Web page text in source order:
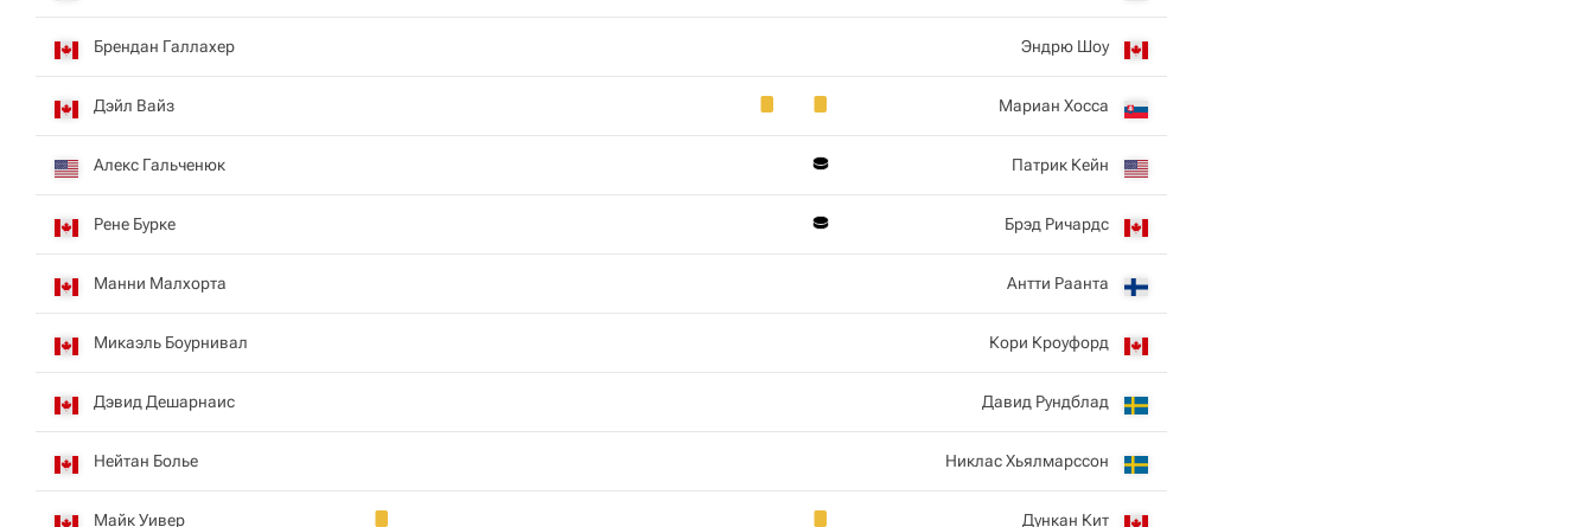
Брендан Галлахер
Дэйл Вайз
Алекс Гальченюк
Рене Бурке
Манни Малхорта
Микаэль Боурнивал
Дэвид Дешарнаис
Нейтан Болье
Майк Уивер
Эндрю Шоу
Мариан Хосса
Патрик Кейн
Брэд Ричардс
Антти Раанта
Кори Кроуфорд
Давид Рундблад
Никлас Хьялмарссон
Дункан Кит